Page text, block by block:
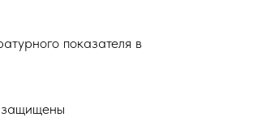
показателя в
защищены